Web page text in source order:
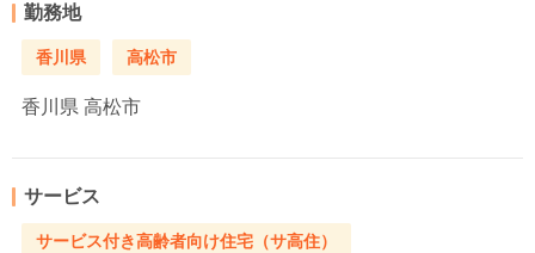
勤務地
香川県 高松市
香川県 高松市
サービス
サービス付き高齢者向け住宅（サ高住）